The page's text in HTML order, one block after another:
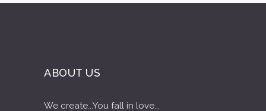
ABOUT US
We create...You fall in love...